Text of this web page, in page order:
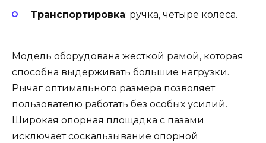
Транспортировка: ручка, четыре колеса.
Модель оборудована жесткой рамой, которая
способна выдерживать большие нагрузки.
Рычаг оптимального размера позволяет
пользователю работать без особых усилий.
Широкая опорная площадка с пазами
исключает соскальзывание опорной